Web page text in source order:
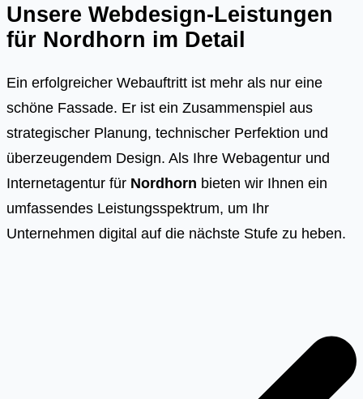
Unsere Webdesign-Leistungen
für Nordhorn im Detail
Ein erfolgreicher Webauftritt ist mehr als nur eine
schöne Fassade. Er ist ein Zusammenspiel aus
strategischer Planung, technischer Perfektion und
überzeugendem Design. Als Ihre Webagentur und
Internetagentur für Nordhorn bieten wir Ihnen ein
umfassendes Leistungsspektrum, um Ihr
Unternehmen digital auf die nächste Stufe zu heben.